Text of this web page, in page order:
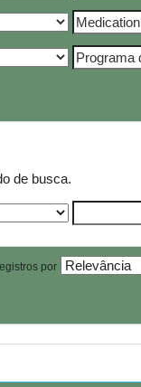
de busca.
por